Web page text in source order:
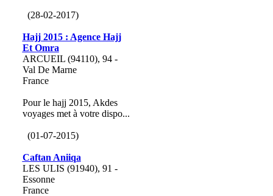
(28-02-2017)
Hajj 2015 : Agence Hajj
Et Omra
ARCUEIL (94110), 94 -
Val De Marne
France
Pour le hajj 2015, Akdes
voyages met à votre dispo...
(01-07-2015)
Caftan Aniiqa
LES ULIS (91940), 91 -
Essonne
France